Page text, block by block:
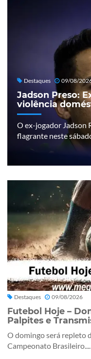
Destaques 09/08/
Jadson Preso:
violência
O ex-jogador Jadson
flagrante neste
Destaques 09/08/2026
Futebol Hoje –
Palpites e
O domingo será repleto
Campeonato Brasileiro....